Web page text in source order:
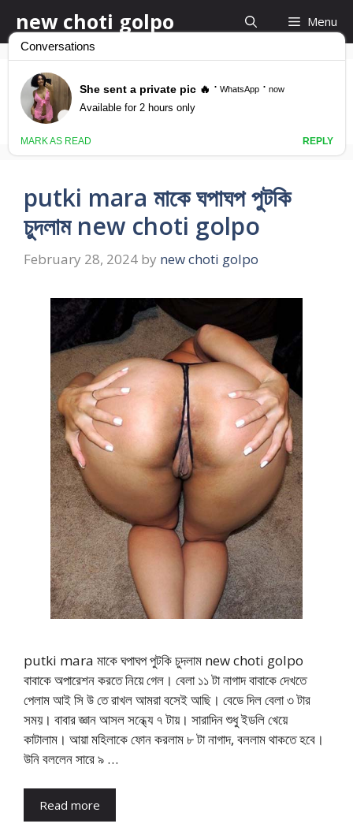
to
content
new choti golpo Menu
মাকে চোদার গল্প
putki mara মাকে ঘপাঘপ পুটকি
চুদলাম new choti golpo
February 28, 2024 by new choti golpo
putki mara মাকে ঘপাঘপ পুটকি চুদলাম new choti golpo
বাবাকে অপারেশন করতে নিয়ে গেল। বেলা ১১ টা নাগাদ বাবাকে দেখতে
পেলাম আই সি উ তে রাখল আমরা বসেই আছি। বেডে দিল বেলা ৩ টার
সময়। বাবার জ্ঞান আসল সন্ধ্যে ৭ টায়। সারাদিন শুধু ইডলি খেয়ে
কাটালাম। আয়া মহিলাকে ফোন করলাম ৮ টা নাগাদ, বললাম থাকতে হবে।
উনি বললেন সারে ৯ …
Read more